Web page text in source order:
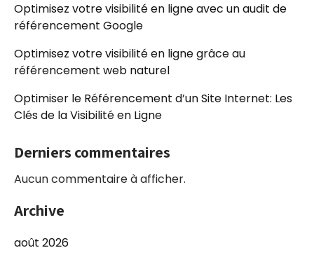
Optimisez votre visibilité en ligne avec un audit de
référencement Google
Optimisez votre visibilité en ligne grâce au
référencement web naturel
Optimiser le Référencement d’un Site Internet: Les
Clés de la Visibilité en Ligne
Derniers commentaires
Aucun commentaire à afficher.
Archive
août 2026